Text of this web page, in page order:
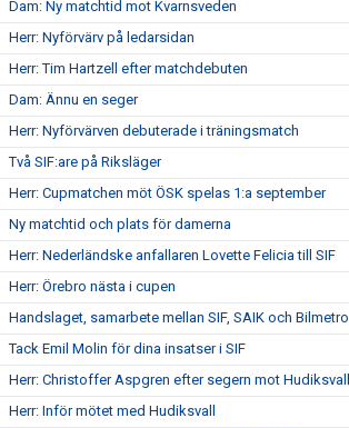
Dam: Ny matchtid mot Kvarnsveden
Herr: Nyförvärv på ledarsidan
Herr: Tim Hartzell efter matchdebuten
Dam: Ännu en seger
Herr: Nyförvärven debuterade i träningsmatch
Två SIF:are på Riksläger
Herr: Cupmatchen möt ÖSK spelas 1:a september
Ny matchtid och plats för damerna
Herr: Nederländske anfallaren Lovette Felicia till SIF
Herr: Örebro nästa i cupen
Handslaget, samarbete mellan SIF, SAIK och Bilmetro
Tack Emil Molin för dina insatser i SIF
Herr: Christoffer Aspgren efter segern mot Hudiksvall
Herr: Inför mötet med Hudiksvall